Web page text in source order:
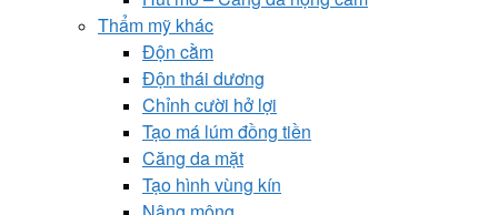
Thẩm mỹ khác
Độn cằm
Độn thái dương
Chỉnh cười hở lợi
Tạo má lúm đồng tiền
Căng da mặt
Tạo hình vùng kín